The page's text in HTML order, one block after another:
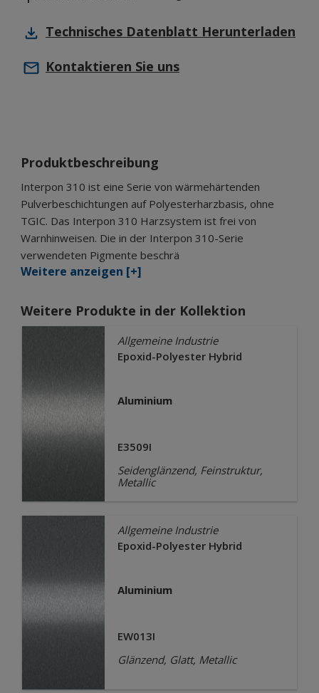
Technisches Datenblatt Herunterladen
Kontaktieren Sie uns
Produktbeschreibung
Interpon 310 ist eine Serie von wärmehärtenden
Pulverbeschichtungen auf Polyesterharzbasis, ohne
TGIC. Das Interpon 310 Harzsystem ist frei von
Warnhinweisen. Die in der Interpon 310-Serie
verwendeten Pigmente beschrä
Weitere anzeigen [+]
Weitere Produkte in der Kollektion
Allgemeine Industrie
Epoxid-Polyester Hybrid
Aluminium
E3509I
Seidenglänzend, Feinstruktur,
Metallic
Allgemeine Industrie
Epoxid-Polyester Hybrid
Aluminium
EW013I
Glänzend, Glatt, Metallic